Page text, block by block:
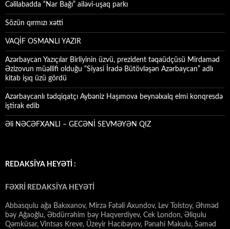
Cəlilabadda “Nar Bağı” ailəvi-uşaq parkı
Sözün qırmızı xətti
VAQİF OSMANLI YAZIR
Azərbaycan Yazıçılar Birliyinin üzvü, prezident təqaüdçüsü Mirdaməd
Əzizovun müəllifi olduğu “Siyasi İradə Bütövləşən Azərbaycan” adlı
kitab işıq üzü gördü
Azərbaycanlı tədqiqatçı Aybəniz Haşımova beynəlxalq elmi konqresdə
iştirak edib
Əli NƏCƏFXANLI – GECƏNİ SEVMƏYƏN QIZ
REDAKSİYA HEYƏTİ :
FƏXRİ REDAKSİYA HEYƏTİ
Abbasqulu ağa Bakıxanov, Mirzə Fətəli Axundov, Lev Tolstoy, Əhməd
bəy Ağaoğlu, Əbdürrəhim bəy Haqverdiyev, Cek London, Əliqulu
Qəmküsar, Vintsas Kreve, Üzeyir Hacıbəyov, Pənahi Makulu, Səməd